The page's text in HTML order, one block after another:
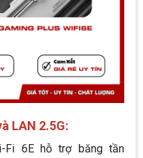
LAN 2.5G:
Fi 6E hỗ trợ băng tần